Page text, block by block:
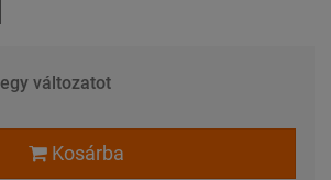
változatot
Kosárba